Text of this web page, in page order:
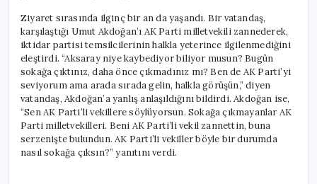
Ziyaret sırasında ilginç bir an da yaşandı. Bir vatandaş,
karşılaştığı Umut Akdoğan’ı AK Parti milletvekili zannederek,
iktidar partisi temsilcilerinin halkla yeterince ilgilenmediğini
eleştirdi. “Aksaray niye kaybediyor biliyor musun? Bugün
sokağa çıktınız, daha önce çıkmadınız mı? Ben de AK Parti’yi
seviyorum ama arada sırada gelin, halkla görüşün,” diyen
vatandaş, Akdoğan’a yanlış anlaşıldığını bildirdi. Akdoğan ise,
“Sen AK Parti’li vekillere söylüyorsun. Sokağa çıkmayanlar AK
Parti milletvekilleri. Beni AK Parti’li vekil zannettin, buna
serzenişte bulundun. AK Parti’li vekiller böyle bir durumda
nasıl sokağa çıksın?” yanıtını verdi.